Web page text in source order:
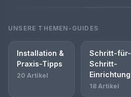
UNSERE THEMEN-GUIDES
Installation &
Praxis-Tipps
20 Artikel
Schritt-für-
Schritt-
Einrichtung
18 Artikel